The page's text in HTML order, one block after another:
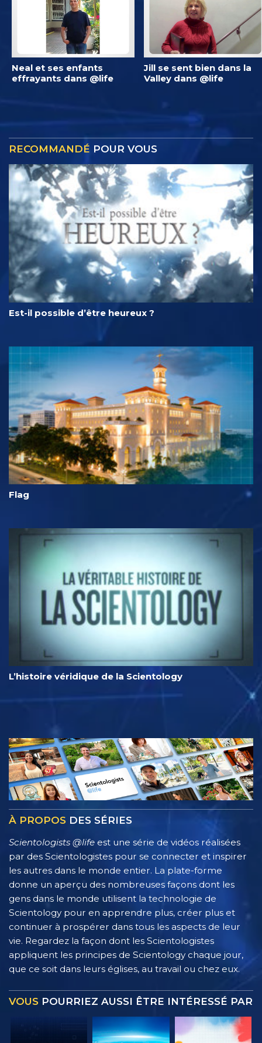
Neal et ses enfants
effrayants dans @life
Jill se sent bien dans la
Valley dans @life
RECOMMANDÉ POUR VOUS
Est-il possible d’être heureux ?
Flag
L’histoire véridique de la Scientology
À PROPOS DES SÉRIES
Scientologists @life est une série de vidéos réalisées
par des Scientologistes pour se connecter et inspirer
les autres dans le monde entier. La plate-forme
donne un aperçu des nombreuses façons dont les
gens dans le monde utilisent la technologie de
Scientology pour en apprendre plus, créer plus et
continuer à prospérer dans tous les aspects de leur
vie. Regardez la façon dont les Scientologistes
appliquent les principes de Scientology chaque jour,
que ce soit dans leurs églises, au travail ou chez eux.
VOUS POURRIEZ AUSSI ÊTRE INTÉRESSÉ PAR